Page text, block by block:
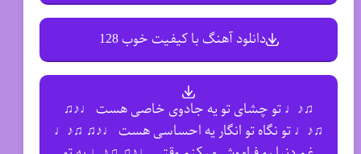
دانلود آهنگ با کیفیت خوب 128
♫♪♩ تو چشای تو یه جادوی خاصی هست ♩♪♫
♫♪♩ تو نگاه تو انگار یه احساسی هست ♩♪♫ ♫♪♩